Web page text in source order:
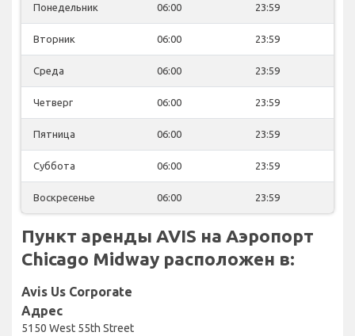
Понедельник 06:00 23:59
Вторник 06:00 23:59
Среда 06:00 23:59
Четверг 06:00 23:59
Пятница 06:00 23:59
Суббота 06:00 23:59
Воскресенье 06:00 23:59
Пункт аренды AVIS на Аэропорт
Chicago Midway расположен в:
Avis Us Corporate
Адрес
5150 West 55th Street